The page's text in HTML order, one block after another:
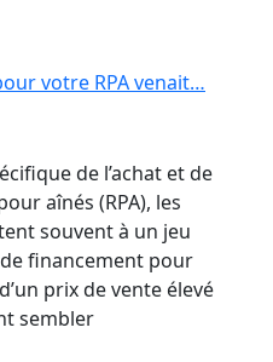
bancaire
votre RPA venait…
de l’achat et de
aînés (RPA), les
souvent à un jeu
financement pour
prix de vente élevé
sembler